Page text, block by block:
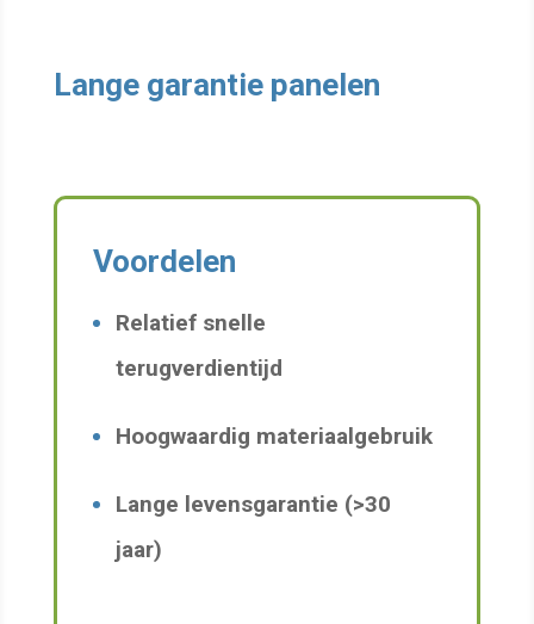
Lange garantie panelen
Voordelen
Relatief snelle
terugverdientijd
Hoogwaardig materiaalgebruik
Lange levensgarantie (>30
jaar)